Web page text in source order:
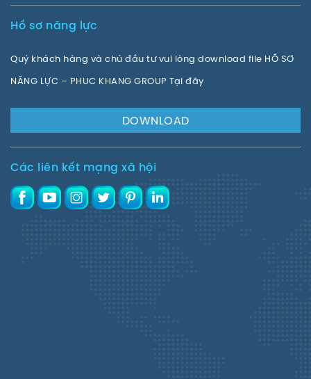
Hồ sơ năng lực
Quý khách hàng và chủ đầu tư vui lòng download file HỒ SƠ
NĂNG LỰC – PHUC KHANG GROUP Tại đây
DOWNLOAD
Các liên kết mạng xã hội